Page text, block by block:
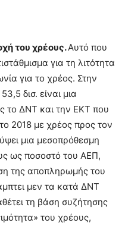
του χρέους.Αυτό που
για τη λιτότητα
για το χρέος. Στην
δισ. είναι μια
το ΔΝΤ και την ΕΚΤ που
2018 με χρέος προς τον
μια μεσοπρόθεσμη
ως ποσοστό του ΑΕΠ,
της αποπληρωμής του
μεν τα κατά ΔΝΤ
τη βάση συζήτησης
του χρέους,